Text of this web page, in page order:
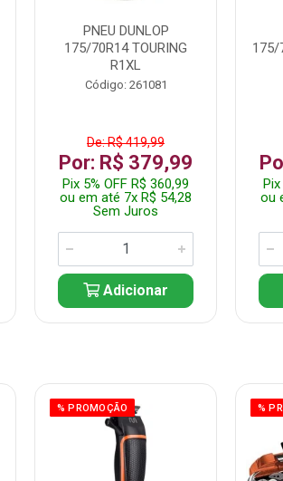
PNEU DUNLOP
175/70R14 TOURING
R1XL
Código: 261081
De: R$ 419,99
Por: R$ 379,99
Pix 5% OFF R$ 360,99
ou em até 7x R$ 54,28
Sem Juros
Adicionar
175/
Pix
ou
% PROMOÇÃO %